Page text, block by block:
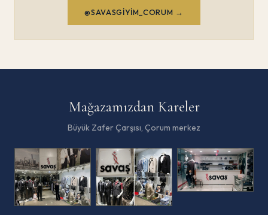
@SAVASGIYIM_CORUM →
Mağazamızdan Kareler
Büyük Zafer Çarşısı, Çorum merkez